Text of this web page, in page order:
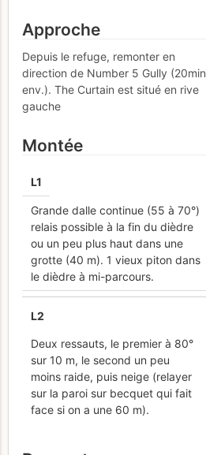
Approche
Depuis le refuge, remonter en
direction de Number 5 Gully (20min
env.). The Curtain est situé en rive
gauche
Montée
L1
Grande dalle continue (55 à 70°)
relais possible à la fin du dièdre
ou un peu plus haut dans une
grotte (40 m). 1 vieux piton dans
le dièdre à mi-parcours.
L2
Deux ressauts, le premier à 80°
sur 10 m, le second un peu
moins raide, puis neige (relayer
sur la paroi sur becquet qui fait
face si on a une 60 m).